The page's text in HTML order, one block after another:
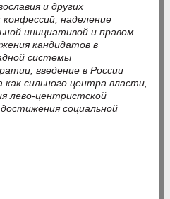
и других
наделение
инициативой и правом
кандидатов в
системы
введение в России
сильного центра власти,
лево-центристской
социальной